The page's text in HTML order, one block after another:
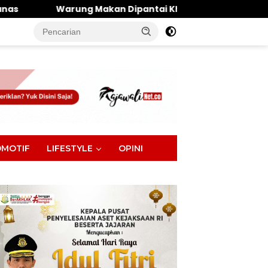
Makan Dipantai Khatulistiwa Hangus Terbakar, Kerugian
LIFESTYLE OPINI